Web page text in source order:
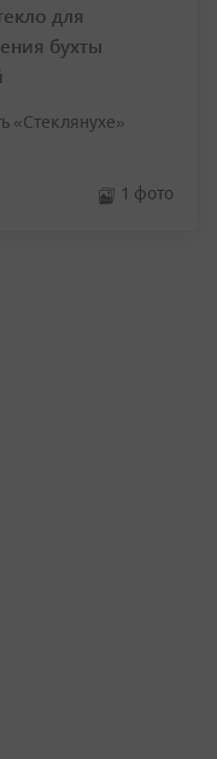
для
бухты
«Стеклянухе»
1 фото